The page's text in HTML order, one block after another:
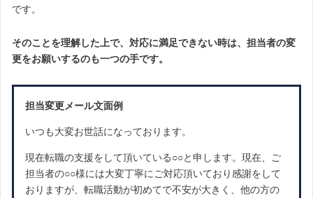
です。
そのことを理解した上で、対応に満足できない時は、担当者の変
更をお願いするのも一つの手です。
担当変更メール文面例
いつも大変お世話になっております。
現在転職の支援をして頂いている○○と申します。現在、ご
担当者の○○様には大変丁寧にご対応頂いており感謝をして
おりますが、転職活動が初めてで不安が大きく、他の方の